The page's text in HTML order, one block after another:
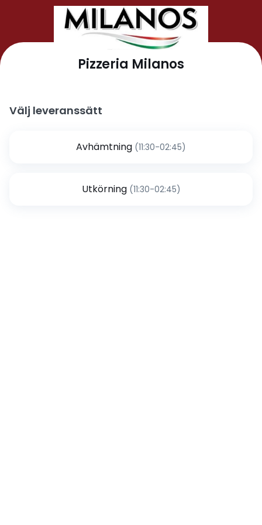
Pizzeria Milanos
Välj leveranssätt
Avhämtning (11:30-02:45)
Utkörning(11:30-02:45)